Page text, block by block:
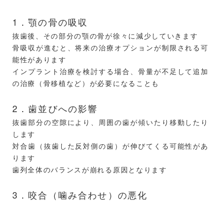
もちろん、インプラント以外の治療計画の提案も可能で
す☺️
あなたの笑顔と健康を取り戻すお手伝いをさせてくださ
い☺️
1．顎の骨の吸収
抜歯後、その部分の顎の骨が徐々に減少していきます
骨吸収が進むと、将来の治療オプションが制限される可
能性があります
インプラント治療を検討する場合、骨量が不足して追加
の治療（骨移植など）が必要になることも
2．歯並びへの影響
抜歯部分の空隙により、周囲の歯が傾いたり移動したり
します
対合歯（抜歯した反対側の歯）が伸びてくる可能性があ
ります
歯列全体のバランスが崩れる原因となります
3．咬合（噛み合わせ）の悪化